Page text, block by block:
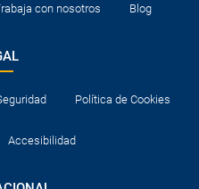
con nosotros Blog
Política de Cookies
Accesibilidad